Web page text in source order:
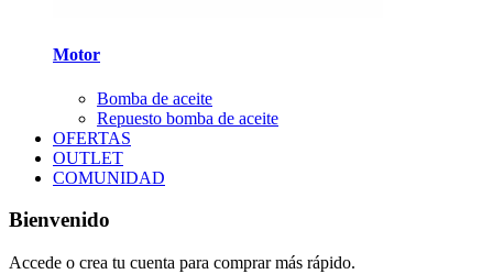
Motor
Bomba de aceite
Repuesto bomba de aceite
OFERTAS
OUTLET
COMUNIDAD
Bienvenido
Accede o crea tu cuenta para comprar más rápido.